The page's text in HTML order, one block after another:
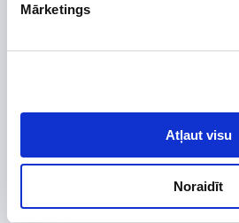
Mārketings
Atļaut visu
Noraidīt
Izgatavots no
bet saglabā 50 mm biezā izolācijas
Pateicoties mazākam ārējam